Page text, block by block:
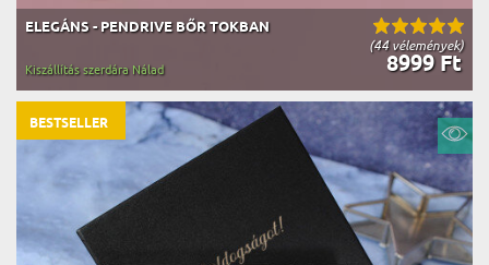
(44 vélemények)
ELEGÁNS - PENDRIVE BŐR TOKBAN
8999 Ft
Kiszállítás szerdára Nálad
BESTSELLER